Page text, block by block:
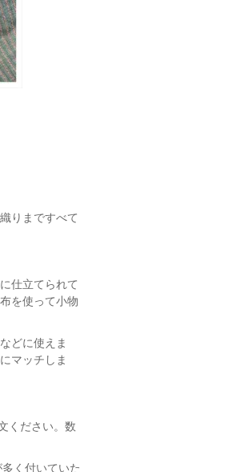
りまですべて
仕立てられて
を使って小物
どに使えま
マッチしま
ください。数
く付いていた